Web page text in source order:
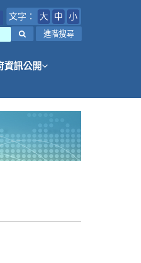
文字： 大 中
小
進階搜尋
資訊公開